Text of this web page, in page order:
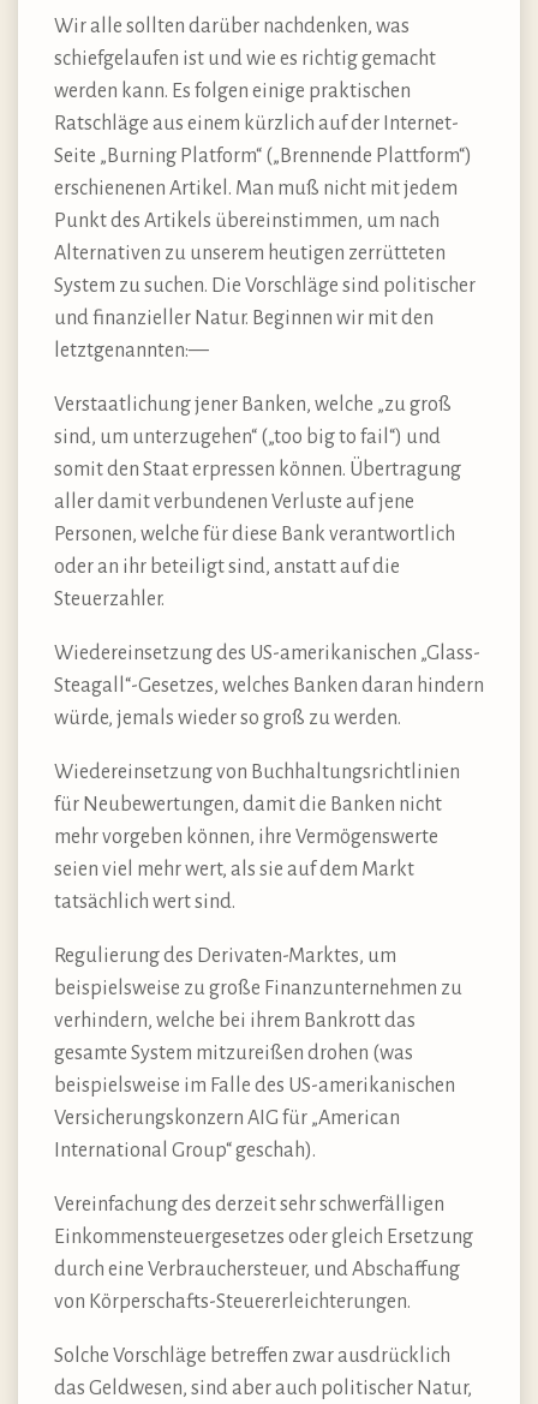
Wir alle sollten darüber nachdenken, was
schiefgelaufen ist und wie es richtig gemacht
werden kann. Es folgen einige praktischen
Ratschläge aus einem kürzlich auf der Internet-
Seite „Burning Platform“ („Brennende Plattform“)
erschienenen Artikel. Man muß nicht mit jedem
Punkt des Artikels übereinstimmen, um nach
Alternativen zu unserem heutigen zerrütteten
System zu suchen. Die Vorschläge sind politischer
und finanzieller Natur. Beginnen wir mit den
letztgenannten:—
Verstaatlichung jener Banken, welche „zu groß
sind, um unterzugehen“ („too big to fail“) und
somit den Staat erpressen können. Übertragung
aller damit verbundenen Verluste auf jene
Personen, welche für diese Bank verantwortlich
oder an ihr beteiligt sind, anstatt auf die
Steuerzahler.
Wiedereinsetzung des US-amerikanischen „Glass-
Steagall“-Gesetzes, welches Banken daran hindern
würde, jemals wieder so groß zu werden.
Wiedereinsetzung von Buchhaltungsrichtlinien
für Neubewertungen, damit die Banken nicht
mehr vorgeben können, ihre Vermögenswerte
seien viel mehr wert, als sie auf dem Markt
tatsächlich wert sind.
Regulierung des Derivaten-Marktes, um
beispielsweise zu große Finanzunternehmen zu
verhindern, welche bei ihrem Bankrott das
gesamte System mitzureißen drohen (was
beispielsweise im Falle des US-amerikanischen
Versicherungskonzern AIG für „American
International Group“ geschah).
Vereinfachung des derzeit sehr schwerfälligen
Einkommensteuergesetzes oder gleich Ersetzung
durch eine Verbrauchersteuer, und Abschaffung
von Körperschafts-Steuererleichterungen.
Solche Vorschläge betreffen zwar ausdrücklich
das Geldwesen, sind aber auch politischer Natur,